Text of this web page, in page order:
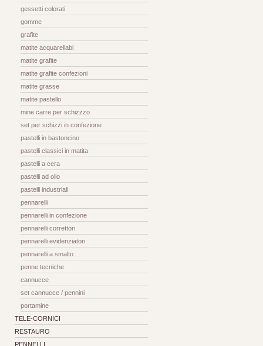
gessetti colorati
gomme
grafite
matite acquarellabi
matite grafite
matite grafite confezioni
matite grasse
matite pastello
mine carre per schizzzo
set per schizzi in confezione
pastelli in bastoncino
pastelli classici in matita
pastelli a cera
pastelli ad olio
pastelli industriali
pennarelli
pennarelli in confezione
pennarelli correttori
pennarelli evidenziatori
pennarelli a smalto
penne tecniche
cannucce
set cannucce / pennini
portamine
TELE-CORNICI
RESTAURO
PENNELLI